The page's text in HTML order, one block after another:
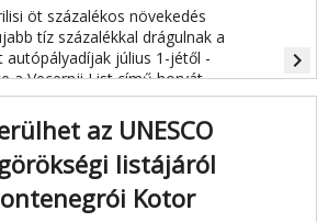
öt százalékos növekedés
tíz százalékkal drágulnak a
autópályadíjak július 1-jétől -
a Vecernji List című horvát
szerdán.
navigate_next
az UNESCO
listájáról
Kotor